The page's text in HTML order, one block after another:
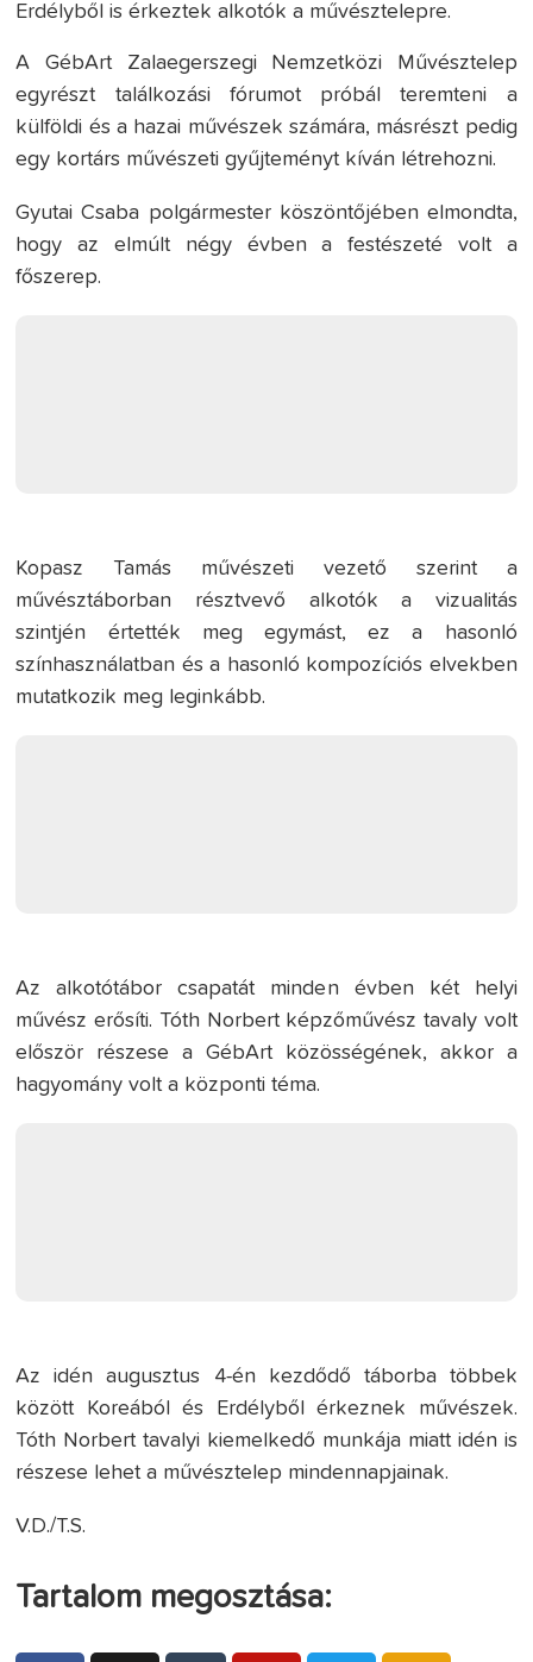
Erdélyből is érkeztek alkotók a művésztelepre.
A GébArt Zalaegerszegi Nemzetközi Művésztelep
egyrészt találkozási fórumot próbál teremteni a
külföldi és a hazai művészek számára, másrészt pedig
egy kortárs művészeti gyűjteményt kíván létrehozni.
Gyutai Csaba polgármester köszöntőjében elmondta,
hogy az elmúlt négy évben a festészeté volt a
főszerep.
Kopasz Tamás művészeti vezető szerint a
művésztáborban résztvevő alkotók a vizualitás
szintjén értették meg egymást, ez a hasonló
színhasználatban és a hasonló kompozíciós elvekben
mutatkozik meg leginkább.
Az alkotótábor csapatát minden évben két helyi
művész erősíti. Tóth Norbert képzőművész tavaly volt
először részese a GébArt közösségének, akkor a
hagyomány volt a központi téma.
Az idén augusztus 4-én kezdődő táborba többek
között Koreából és Erdélyből érkeznek művészek.
Tóth Norbert tavalyi kiemelkedő munkája miatt idén is
részese lehet a művésztelep mindennapjainak.
V.D./T.S.
Tartalom megosztása: